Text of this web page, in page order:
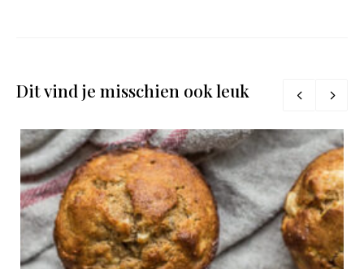
Dit vind je misschien ook leuk